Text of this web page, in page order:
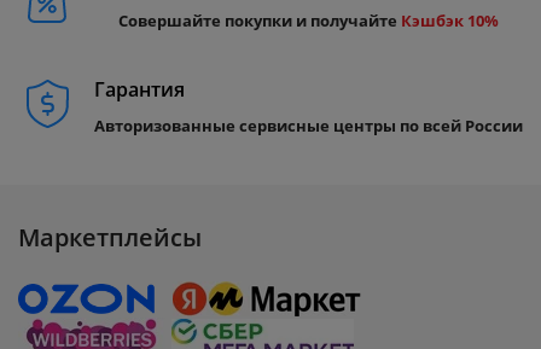
Совершайте покупки и получайте Кэшбэк 10%
Гарантия
Авторизованные сервисные центры по всей России
Маркетплейсы